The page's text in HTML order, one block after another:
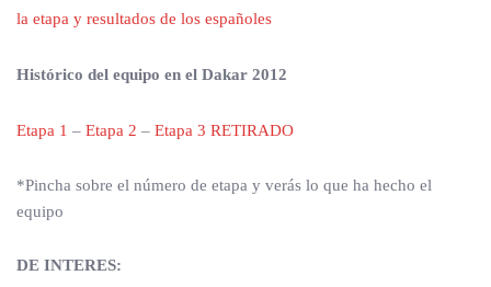
la etapa y resultados de los españoles
Histórico del equipo en el Dakar 2012
Etapa 1 – Etapa 2 – Etapa 3 RETIRADO
*Pincha sobre el número de etapa y verás lo que ha hecho el
equipo
DE INTERES: